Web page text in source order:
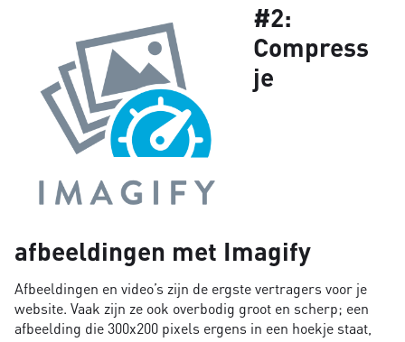
#2:
Compress
je
afbeeldingen met Imagify
Afbeeldingen en video’s zijn de ergste vertragers voor je
website. Vaak zijn ze ook overbodig groot en scherp; een
afbeelding die 300x200 pixels ergens in een hoekje staat,